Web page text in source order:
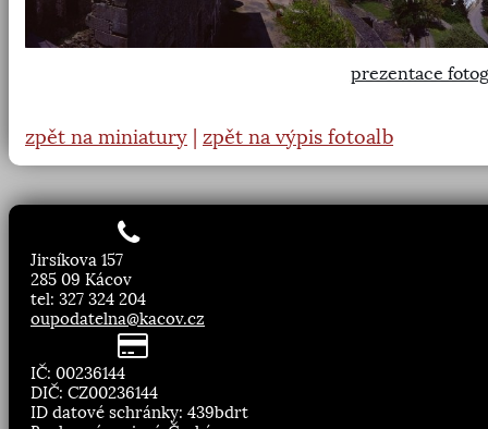
prezentace
zpět na miniatury | zpět na výpis fotoalb
Jirsíkova 157
285 09 Kácov
tel: 327 324 204
oupodatelna@kacov.cz
IČ: 00236144
DIČ: CZ00236144
ID datové schránky: 439bdrt